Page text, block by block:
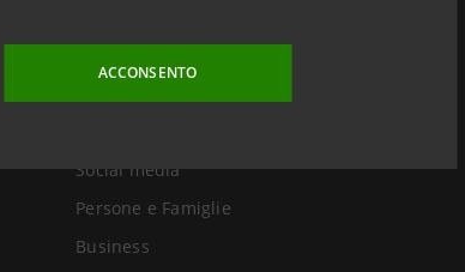
ACCONSENTO
Social media
Persone e Famiglie
Business